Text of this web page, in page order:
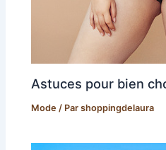
Astuces pour bien
Mode / Parshoppingdelaura